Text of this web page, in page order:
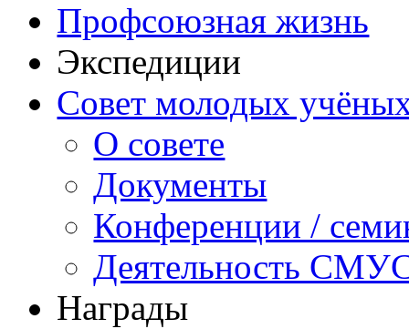
Профсоюзная жизнь
Экспедиции
Совет молодых
О совете
Документы
Конференции /
Деятельность
Награды